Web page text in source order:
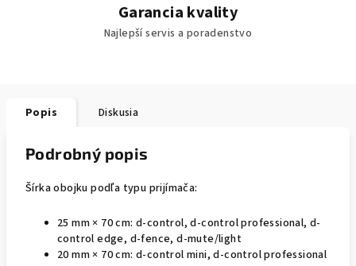
Garancia kvality
Najlepší servis a poradenstvo
Popis Diskusia
Podrobný popis
Šírka obojku podľa typu prijímača:
25 mm × 70 cm: d-control, d-control professional, d-
control edge, d-fence, d-mute/light
20 mm × 70 cm: d-control mini, d-control professional